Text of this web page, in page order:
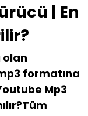
| En
olan
formatına
Mp3